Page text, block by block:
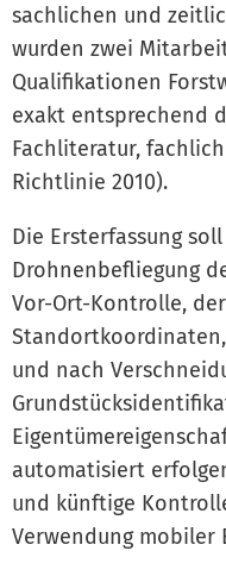
sachlichen und
wurden zwei
Qualifikationen
exakt entsprechend
Fachliteratur,
Richtlinie 2010).
Die Ersterfassung
Drohnenbefliegung
Vor-Ort-Kontrolle,
und nach
automatisiert
und künftige
Verwendung mobiler